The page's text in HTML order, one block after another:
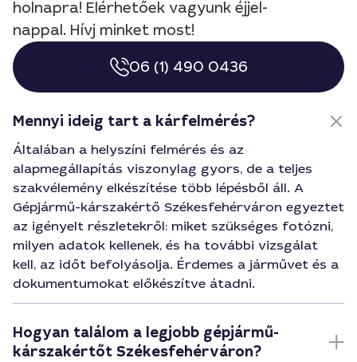
holnapra! Elérhetőek vagyunk éjjel-
nappal. Hívj minket most!
06 (1) 490 0436
Mennyi ideig tart a kárfelmérés?
Általában a helyszíni felmérés és az
alapmegállapítás viszonylag gyors, de a teljes
szakvélemény elkészítése több lépésből áll. A
Gépjármű-kárszakértő Székesfehérváron egyeztet
az igényelt részletekről: miket szükséges fotózni,
milyen adatok kellenek, és ha további vizsgálat
kell, az időt befolyásolja. Érdemes a járművet és a
dokumentumokat előkészítve átadni.
Hogyan találom a legjobb gépjármű-
kárszakértőt Székesfehérváron?